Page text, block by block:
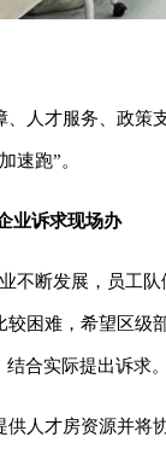
、人才服务、政策
速跑”。
业诉求现场办
不断发展，员工
较困难，希望区
合实际提出诉求。
供人才房资源并将